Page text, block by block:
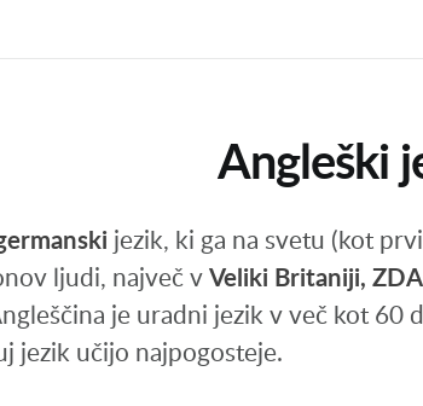
Angleški
jezik, ki ga na svetu (kot
ljudi, največ v Veliki Britaniji,
je uradni jezik v več kot 60
jezik učijo najpogosteje.